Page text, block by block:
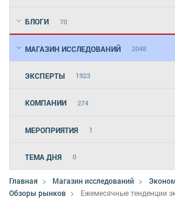
БЛОГИ 70
МАГАЗИН ИССЛЕДОВАНИЙ 2048
ЭКСПЕРТЫ 1923
КОМПАНИИ 274
МЕРОПРИЯТИЯ 1
ТЕМА ДНЯ 0
Главная Магазин исследований
Обзоры рынков
Ежемесячные тенденции